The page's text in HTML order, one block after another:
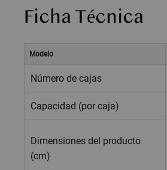
Ficha Técnica
Modelo
Número de cajas
Capacidad (por caja)
Dimensiones del producto
(cm)